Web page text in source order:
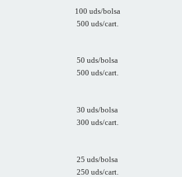
100 uds/bolsa
500 uds/cart.
50 uds/bolsa
500 uds/cart.
30 uds/bolsa
300 uds/cart.
25 uds/bolsa
250 uds/cart.